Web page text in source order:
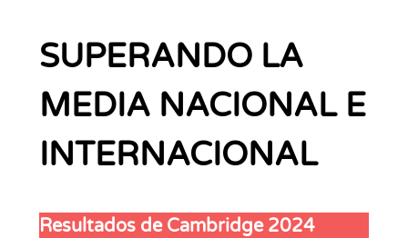
SUPERANDO LA
MEDIA NACIONAL E
INTERNACIONAL
Resultados de Cambridge 2024